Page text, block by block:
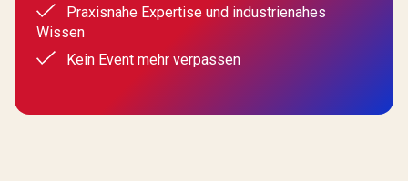
Praxisnahe Expertise und industrienahes
Wissen
Kein Event mehr verpassen